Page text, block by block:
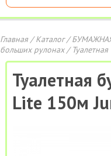
Главная/Каталог/
больших рулонах/
Туалетная
Lite 150м